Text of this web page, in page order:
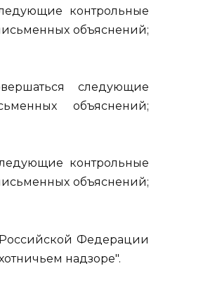
контрольные
объяснений;
следующие
объяснений;
контрольные
объяснений;
Федерации
надзоре".